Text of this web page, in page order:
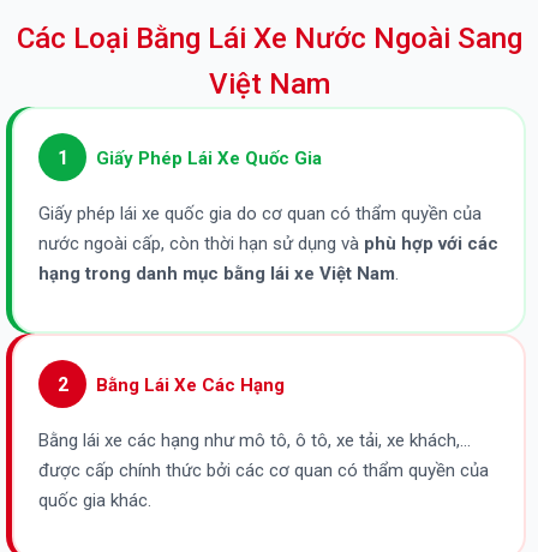
Các Loại Bằng Lái Xe Nước Ngoài Sang
Việt Nam
1 Giấy Phép Lái Xe Quốc Gia
Giấy phép lái xe quốc gia do cơ quan có thẩm quyền của
nước ngoài cấp, còn thời hạn sử dụng và phù hợp với các
hạng trong danh mục bằng lái xe Việt Nam.
2 Bằng Lái Xe Các Hạng
Bằng lái xe các hạng như mô tô, ô tô, xe tải, xe khách,…
được cấp chính thức bởi các cơ quan có thẩm quyền của
quốc gia khác.